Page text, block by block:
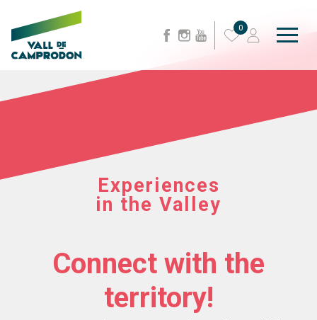
0
Experiences
in the Valley
Connect with the
territory!